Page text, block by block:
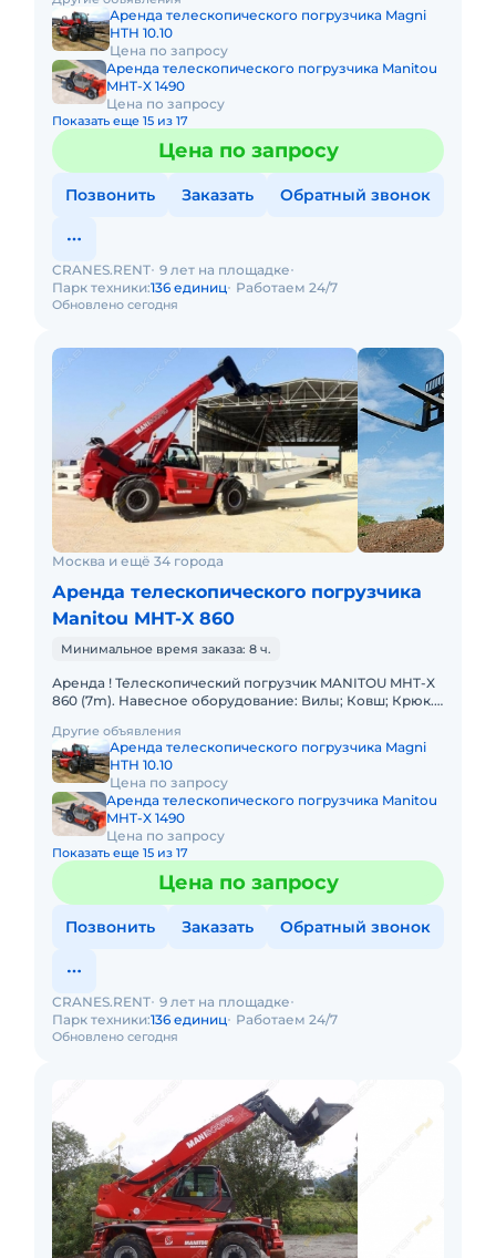
м Вес 690
Аренда телескопического погрузчика Magni
HTH 10.10
Цена по запросу
Аренда телескопического погрузчика Manitou
MHT-X 1490
Цена по запросу
Показать еще 15 из 17
Цена по запросу
Позвонить Заказать Обратный звонок
Обновлено сегодня
CRANES.RENT 9 лет на площадке
Парк техники:136 единиц Работаем 24/7
Москва и ещё 34 города
Аренда телескопического погрузчика
Manitou MHT-X 860
Минимальное время заказа: 8 ч.
Аренда ! Телескопический погрузчик MANITOU MHT-X
860 (7m). Навесное оборудование: Вилы; Ковш; Крюк.
13160 кг
Другие объявления
Аренда телескопического погрузчика Magni
HTH 10.10
Цена по запросу
Аренда телескопического погрузчика Manitou
MHT-X 1490
Цена по запросу
Показать еще 15 из 17
Цена по запросу
Позвонить Заказать Обратный звонок
Обновлено сегодня
CRANES.RENT 9 лет на площадке
Парк техники:136 единиц Работаем 24/7